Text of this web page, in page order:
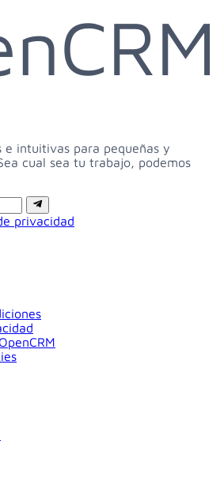
e intuitivas para pequeñas y
cual sea tu trabajo, podemos
Suscribirse
privacidad